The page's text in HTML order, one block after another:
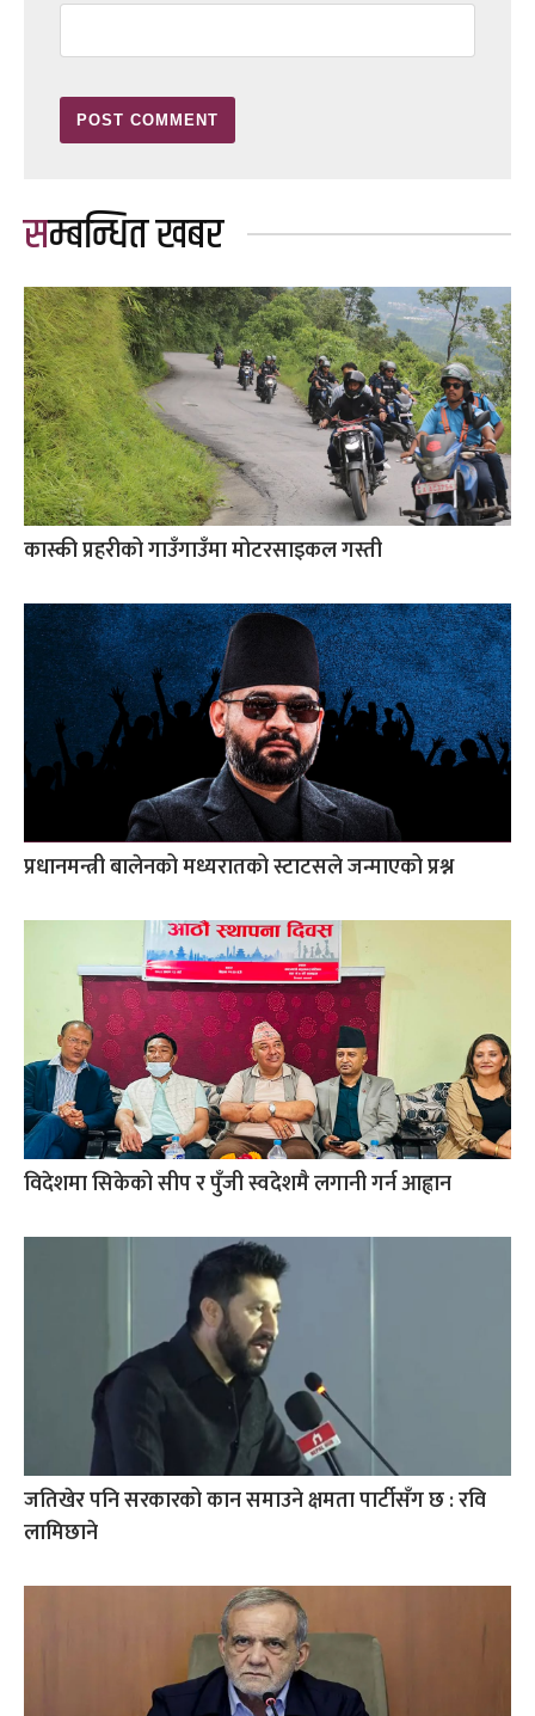
सम्बन्धित खबर
कास्की प्रहरीको गाउँगाउँमा मोटरसाइकल गस्ती
प्रधानमन्त्री बालेनको मध्यरातको स्टाटसले जन्माएको प्रश्न
विदेशमा सिकेको सीप र पुँजी स्वदेशमै लगानी गर्न आह्वान
जतिखेर पनि सरकारको कान समाउने क्षमता पार्टीसँग छ : रवि
लामिछाने